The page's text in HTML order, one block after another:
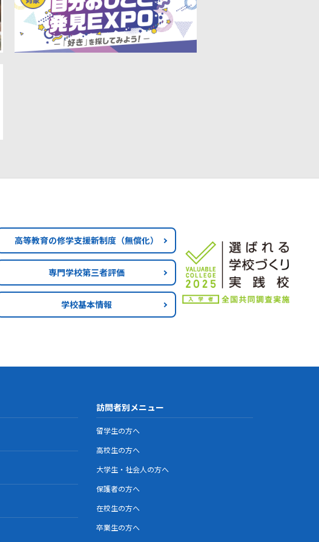
高等教育の修学支援新制度（無償化）
専門学校第三者評価
学校基本情報
訪問者別メニュー
留学生の方へ
高校生の方へ
大学生・社会人の方へ
保護者の方へ
在校生の方へ
卒業生の方へ